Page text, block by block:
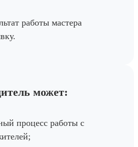
работы мастера
может:
процесс работы с